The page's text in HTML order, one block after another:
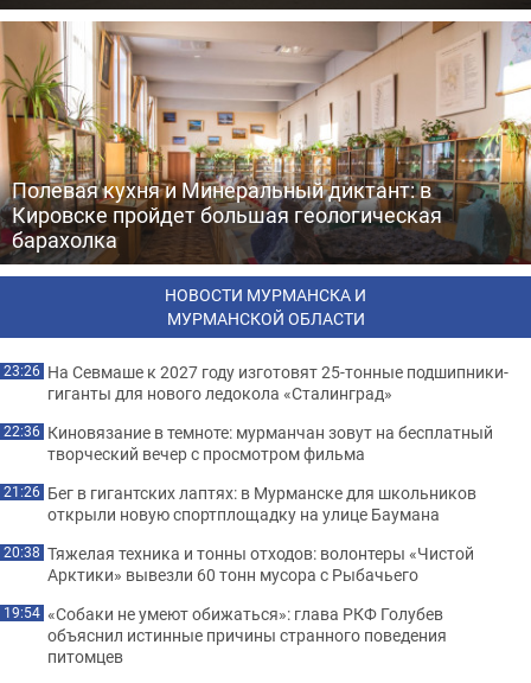
Полевая кухня и Минеральный диктант: в
Кировске пройдет большая геологическая
барахолка
НОВОСТИ МУРМАНСКА И
МУРМАНСКОЙ ОБЛАСТИ
23:26 На Севмаше к 2027 году изготовят 25-тонные подшипники-
гиганты для нового ледокола «Сталинград»
22:36 Киновязание в темноте: мурманчан зовут на бесплатный
творческий вечер с просмотром фильма
21:26 Бег в гигантских лаптях: в Мурманске для школьников
открыли новую спортплощадку на улице Баумана
20:38 Тяжелая техника и тонны отходов: волонтеры «Чистой
Арктики» вывезли 60 тонн мусора с Рыбачьего
19:54 «Собаки не умеют обижаться»: глава РКФ Голубев
объяснил истинные причины странного поведения
питомцев